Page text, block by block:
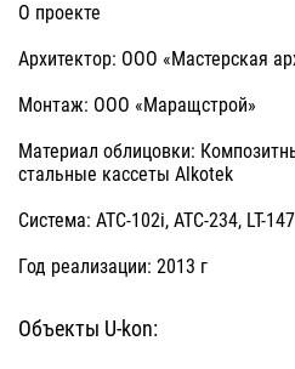
О проекте
Архитектор: ООО «Мастерская
Монтаж: ООО «Маращстрой»
Материал облицовки:
стальные кассеты Alkotek
Система: ATC-102i, ATC-234, LT-147
Год реализации: 2013 г
Объекты U-kon: